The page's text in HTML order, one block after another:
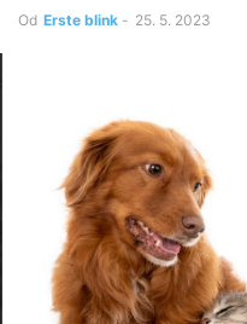
Od Erste blink - 25. 5. 2023